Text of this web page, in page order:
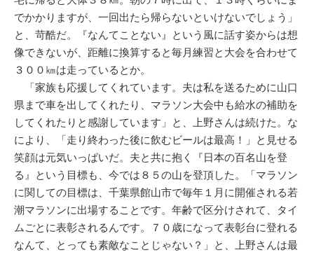
でかかりますが、一回出たら帰らないといけないでしょう」
と、苛酷だ。『なんてことない』という風に話す姿からは想
像できないが、距離に換算すると毎月練習と大会を合わせて
３００㎞は走っているとか。
「家族も応援してくれています。夫は私を送るために山口
県まで車を出してくれたり、マラソン大会中も給水の補助を
してくれたりと感謝しています」と、上野さんは続けた。な
により、「走り終わった後に飲むビールは最高！」と見せる
笑顔は元気いっぱいだ。夫と共に抱く『日本の百名山を登
る』という目標も、今では８５の山を登頂した。「マラソン
に関しての目標は、千葉県館山市で毎年１月に開催される若
潮マラソンに出場することです。年齢で区分けされて、タイ
ムごとに表彰されるんです。７０歳になって表彰台に登れる
なんて、とっても素敵なことじゃない？」と、上野さんは最